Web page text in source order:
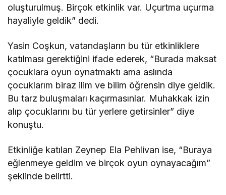
oluşturulmuş. Birçok etkinlik var. Uçurtma uçurma
hayaliyle geldik” dedi.
Yasin Coşkun, vatandaşların bu tür etkinliklere
katılması gerektiğini ifade ederek, “Burada maksat
çocuklara oyun oynatmaktı ama aslında
çocuklarım biraz ilim ve bilim öğrensin diye geldik.
Bu tarz buluşmaları kaçırmasınlar. Muhakkak izin
alıp çocuklarını bu tür yerlere getirsinler” diye
konuştu.
Etkinliğe katılan Zeynep Ela Pehlivan ise, “Buraya
eğlenmeye geldim ve birçok oyun oynayacağım”
şeklinde belirtti.